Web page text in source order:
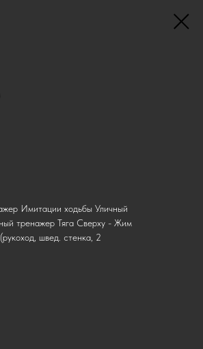
Имитации ходьбы Уличный
тренажер Тяга Сверху - Жим
швед. стенка, 2